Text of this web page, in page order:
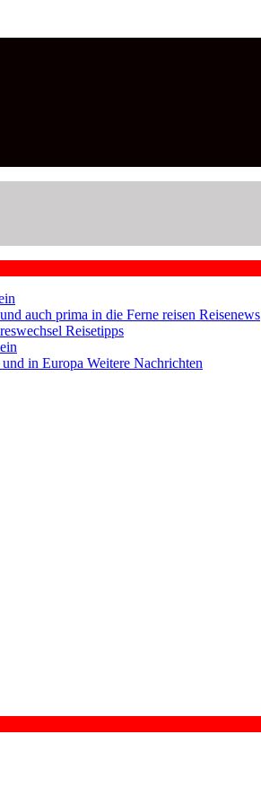
auch prima in die Ferne reisen Reisenews
Reisetipps
in Europa Weitere Nachrichten